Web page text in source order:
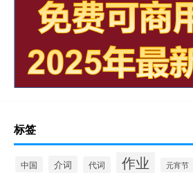
标签
中国 介词 代词 作业 元宵节